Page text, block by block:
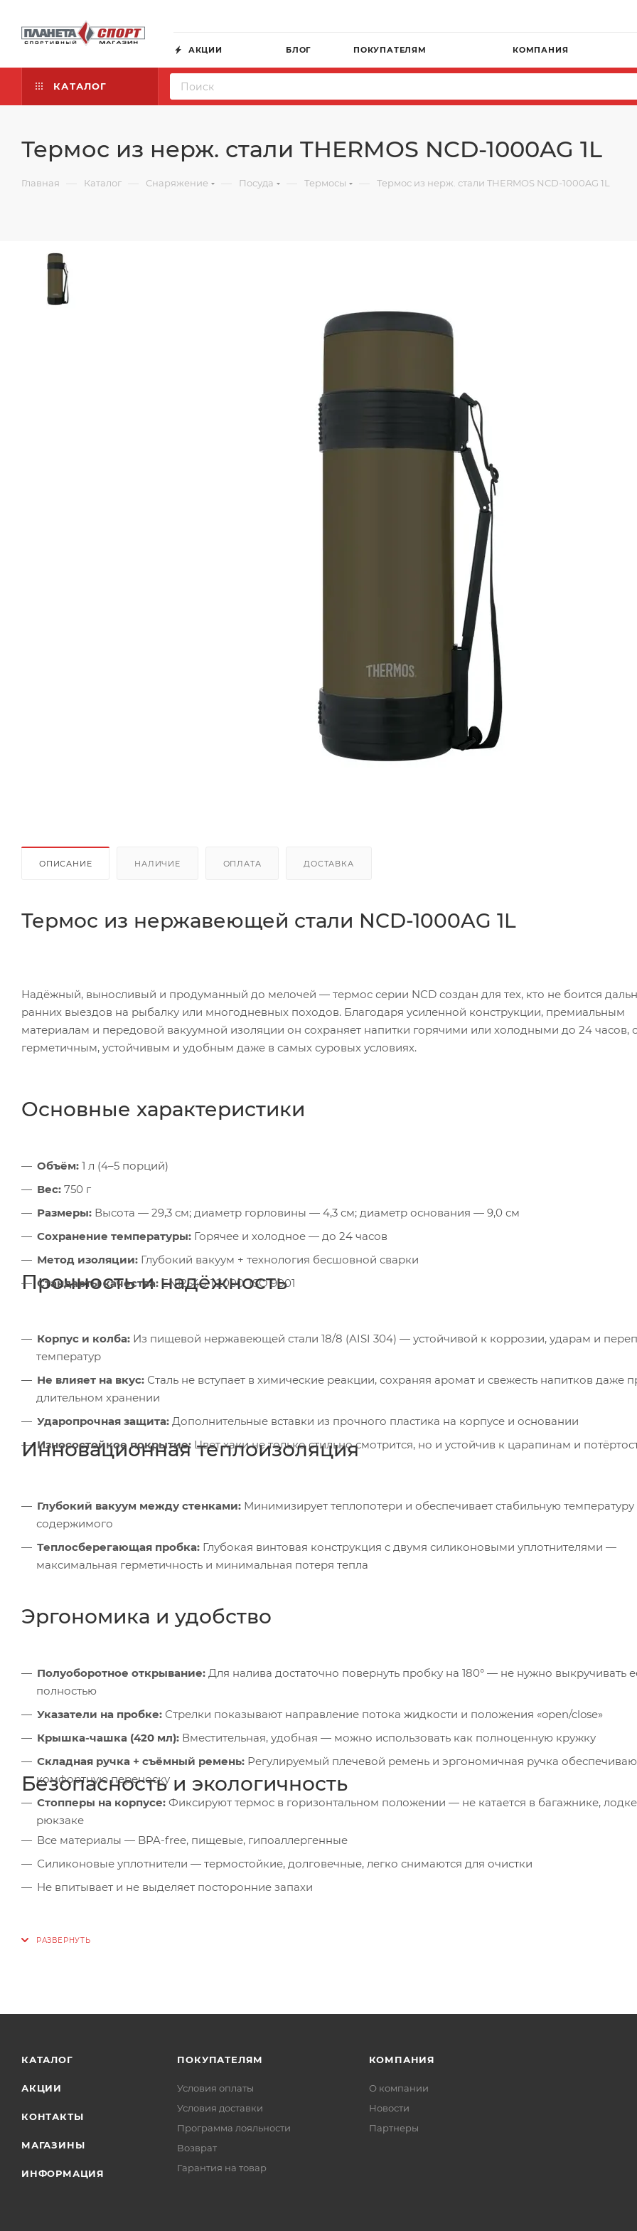
АКЦИИ БЛОГ ПОКУПАТЕЛЯМ КОМПАНИЯ
КАТАЛОГ
Термос из нерж. стали THERMOS NCD-1000AG 1L
Главная — Каталог — Снаряжение — Посуда — Термосы — Термос из нерж. стали THERMOS NCD-1000AG 1L
ОПИСАНИЕ НАЛИЧИЕ ОПЛАТА ДОСТАВКА
Термос из нержавеющей стали NCD-1000AG 1L
Надёжный, выносливый и продуманный до мелочей — термос серии NCD создан для тех, кто не боится
ранних выездов на рыбалку или многодневных походов. Благодаря усиленной конструкции, премиальным
материалам и передовой вакуумной изоляции он сохраняет напитки горячими или холодными до 24 часов,
герметичным, устойчивым и удобным даже в самых суровых условиях.
Основные характеристики
Объём: 1 л (4–5 порций)
Вес: 750 г
Размеры: Высота — 29,3 см; диаметр горловины — 4,3 см; диаметр основания — 9,0 см
Сохранение температуры: Горячее и холодное — до 24 часов
Метод изоляции: Глубокий вакуум + технология бесшовной сварки
Стандарты качества: EN12546-1:2000, ISO 9001
Прочность и надёжность
Корпус и колба: Из пищевой нержавеющей стали 18/8 (AISI 304) — устойчивой к коррозии, ударам и
температур
Не влияет на вкус: Сталь не вступает в химические реакции, сохраняя аромат и свежесть напитков даже
длительном хранении
Ударопрочная защита: Дополнительные вставки из прочного пластика на корпусе и основании
Износостойкое покрытие: Цвет хаки не только стильно смотрится, но и устойчив к царапинам и
Инновационная теплоизоляция
Глубокий вакуум между стенками: Минимизирует теплопотери и обеспечивает стабильную температуру
содержимого
Теплосберегающая пробка: Глубокая винтовая конструкция с двумя силиконовыми уплотнителями —
максимальная герметичность и минимальная потеря тепла
Эргономика и удобство
Полуоборотное открывание: Для налива достаточно повернуть пробку на 180° — не нужно выкручивать
полностью
Указатели на пробке: Стрелки показывают направление потока жидкости и положения «open/close»
Крышка-чашка (420 мл): Вместительная, удобная — можно использовать как полноценную кружку
Складная ручка + съёмный ремень: Регулируемый плечевой ремень и эргономичная ручка
комфортную переноску
Стопперы на корпусе: Фиксируют термос в горизонтальном положении — не катается в багажнике,
рюкзаке
Безопасность и экологичность
Все материалы — BPA-free, пищевые, гипоаллергенные
Силиконовые уплотнители — термостойкие, долговечные, легко снимаются для очистки
Не впитывает и не выделяет посторонние запахи
КАТАЛОГ
АКЦИИ
КОНТАКТЫ
МАГАЗИНЫ
ИНФОРМАЦИЯ
ПОКУПАТЕЛЯМ
Условия оплаты
Условия доставки
Программа лояльности
Возврат
Гарантия на товар
КОМПАНИЯ
О компании
Новости
Партнеры